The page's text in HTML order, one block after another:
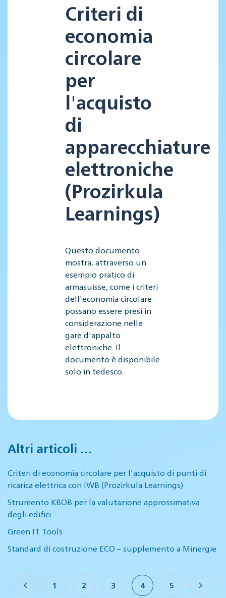
Criteri di
economia
circolare
per
l'acquisto
di
apparecchiature
elettroniche
(Prozirkula
Learnings)
Questo documento
mostra, attraverso un
esempio pratico di
armasuisse, come i criteri
dell'economia circolare
possano essere presi in
considerazione nelle
gare d'appalto
elettroniche. Il
documento è disponibile
solo in tedesco.
Altri articoli …
Criteri di economia circolare per l'acquisto di punti di
ricarica elettrica con IWB (Prozirkula Learnings)
Strumento KBOB per la valutazione approssimativa
degli edifici
Green IT Tools
Standard di costruzione ECO – supplemento a Minergie
1 2 3 4 5